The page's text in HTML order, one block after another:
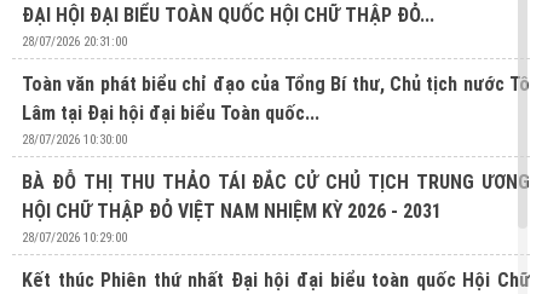
ĐẠI HỘI ĐẠI BIỂU TOÀN QUỐC HỘI CHỮ THẬP ĐỎ...
28/07/2026 20:31:00
Toàn văn phát biểu chỉ đạo của Tổng Bí thư, Chủ tịch nước Tô
Lâm tại Đại hội đại biểu Toàn quốc...
28/07/2026 10:30:00
BÀ ĐỖ THỊ THU THẢO TÁI ĐẮC CỬ CHỦ TỊCH TRUNG ƯƠNG
HỘI CHỮ THẬP ĐỎ VIỆT NAM NHIỆM KỲ 2026 - 2031
28/07/2026 10:29:00
Kết thúc Phiên thứ nhất Đại hội đại biểu toàn quốc Hội Chữ